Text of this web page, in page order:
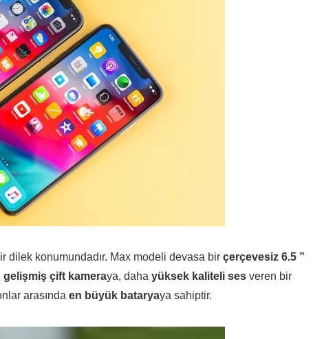
dilek konumundadır. Max modeli devasa bir çerçevesiz 6.5 ”
gelişmiş çift kameraya, daha yüksek kaliteli ses veren bir
arasında en büyük bataryaya sahiptir.